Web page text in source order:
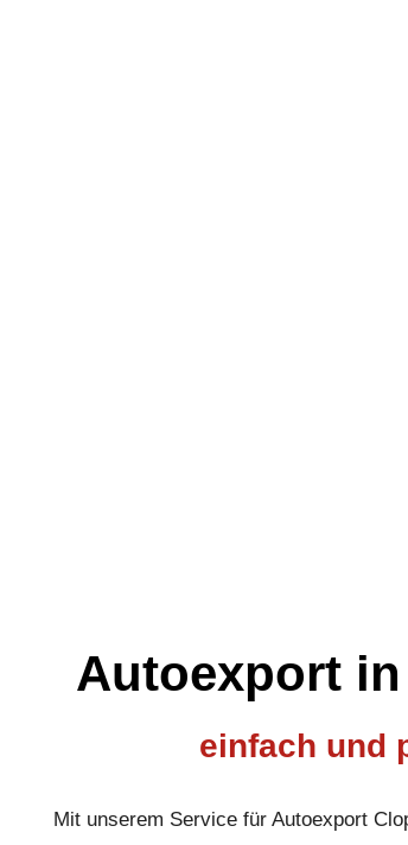
Autoexport
einfach und
Mit unserem Service für Autoexport